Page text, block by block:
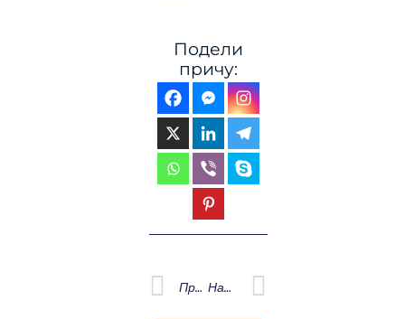
Подели
причу:
Prev
Претходна Наредна
Next